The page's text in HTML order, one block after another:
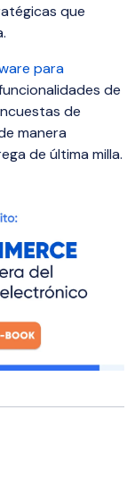
que
para
de
de
manera
de última milla.